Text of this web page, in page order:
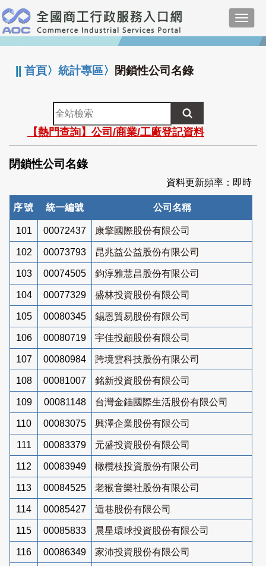
跳
到
主
要
:::
||首頁〉統計專區〉 閉鎖性公司名錄
全
站
檢
索
【熱門查詢】公司/商業/工廠登記資料
閉鎖性公司名錄
資料更新頻率：即時
序號 統一編號 公司名稱
101 00072437 康擎國際股份有限公司
102 00073793 昆兆益公益股份有限公司
103 00074505 鈞淳雅慧昌股份有限公司
104 00077329 盛林投資股份有限公司
105 00080345 錫恩貿易股份有限公司
106 00080719 宇佳投顧股份有限公司
107 00080984 跨境雲科技股份有限公司
108 00081007 銘新投資股份有限公司
109 00081148 台灣金錨國際生活股份有限公司
110 00083075 興澤企業股份有限公司
111 00083379 元盛投資股份有限公司
112 00083949 橄欖枝投資股份有限公司
113 00084525 老猴音樂社股份有限公司
114 00085427 逅巷股份有限公司
115 00085833 晨星環球投資股份有限公司
116 00086349 家沛投資股份有限公司